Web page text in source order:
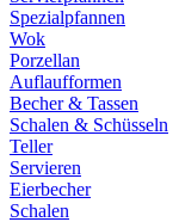
Spezialpfannen
Wok
Porzellan
Auflaufformen
Becher & Tassen
Schalen & Schüsseln
Teller
Servieren
Eierbecher
Schalen